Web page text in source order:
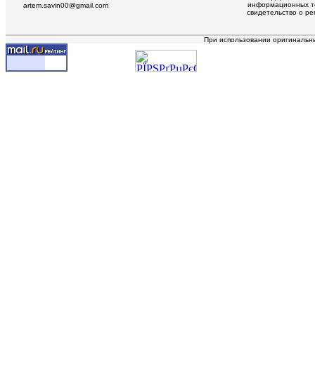
artem.savin00@gmail.com
информационных
свидетельство о
При использовании